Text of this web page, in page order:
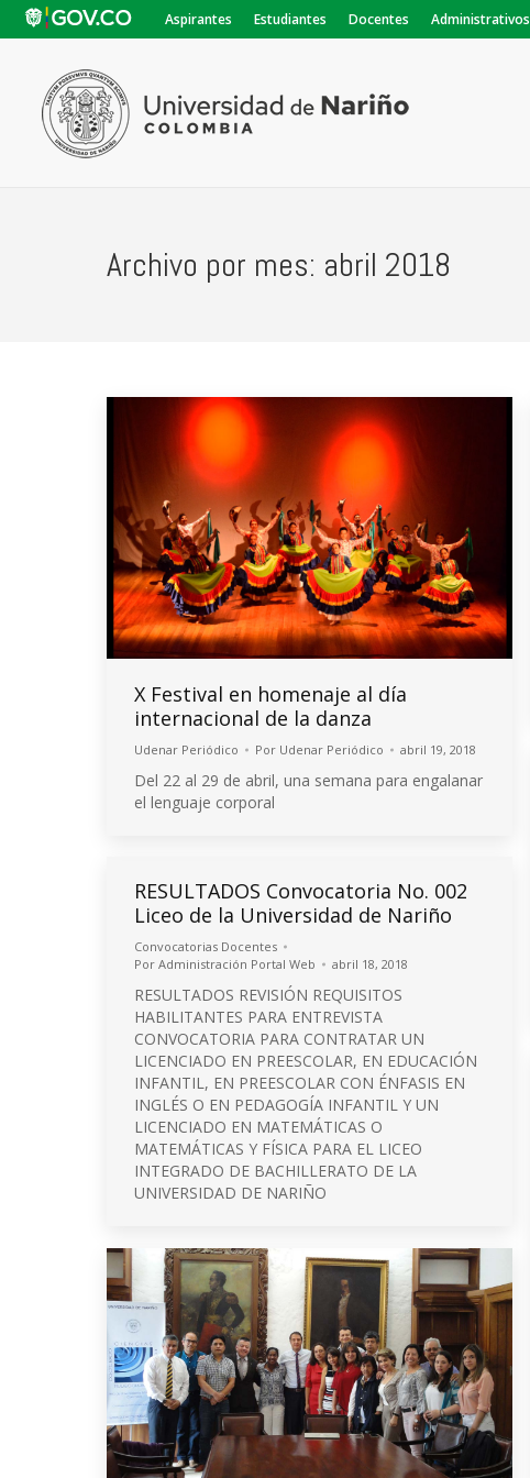
Aspirantes Estudiantes Docentes Administrativos
Archivo por mes: abril 2018
X Festival en homenaje al día
internacional de la danza
Udenar Periódico Por Udenar Periódico abril 19, 2018
Del 22 al 29 de abril, una semana para engalanar
el lenguaje corporal
RESULTADOS Convocatoria No. 002
Liceo de la Universidad de Nariño
Convocatorias Docentes
Por Administración Portal Web abril 18, 2018
RESULTADOS REVISIÓN REQUISITOS
HABILITANTES PARA ENTREVISTA
CONVOCATORIA PARA CONTRATAR UN
LICENCIADO EN PREESCOLAR, EN EDUCACIÓN
INFANTIL, EN PREESCOLAR CON ÉNFASIS EN
INGLÉS O EN PEDAGOGÍA INFANTIL Y UN
LICENCIADO EN MATEMÁTICAS O
MATEMÁTICAS Y FÍSICA PARA EL LICEO
INTEGRADO DE BACHILLERATO DE LA
UNIVERSIDAD DE NARIÑO